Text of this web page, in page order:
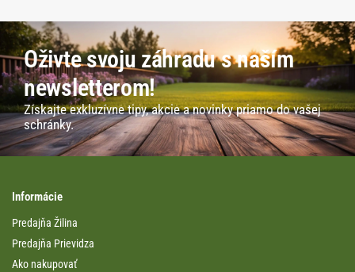
Oživte svoju záhradu s naším
newsletterom!
Získajte exkluzívne tipy, akcie a novinky priamo do vašej
schránky.
Informácie
Predajňa Žilina
Predajňa Prievidza
Ako nakupovať